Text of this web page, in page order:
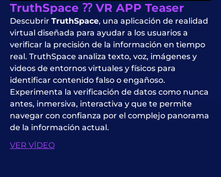
TruthSpace ⁇ VR APP Teaser
Descubrir TruthSpace, una aplicación de realidad
virtual diseñada para ayudar a los usuarios a
verificar la precisión de la información en tiempo
real. TruthSpace analiza texto, voz, imágenes y
videos de entornos virtuales y físicos para
identificar contenido falso o engañoso.
Experimenta la verificación de datos como nunca
antes, inmersiva, interactiva y que te permite
navegar con confianza por el complejo panorama
de la información actual.
VER VÍDEO